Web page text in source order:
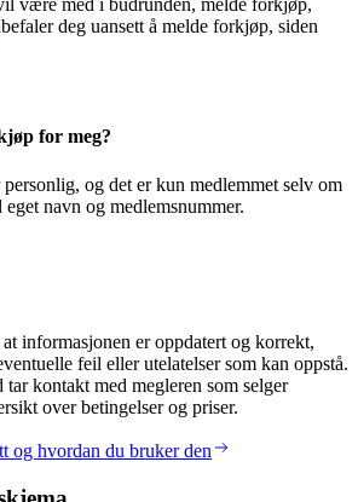
være med i budrunden, melde forkjøp,
deg uansett å melde forkjøp, siden
for meg?
og det er kun medlemmet selv om
navn og medlemsnummer.
informasjonen er oppdatert og korrekt,
feil eller utelatelser som kan oppstå.
kontakt med megleren som selger
over betingelser og priser.
og hvordan du bruker den